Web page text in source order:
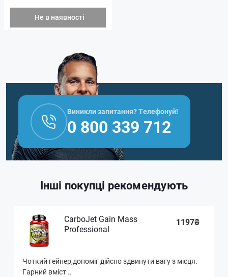
Не в наявності
Виникли запитання? Телефонуй!
0 800 339 712
Інші покупці рекомендують
CarboJet Gain Mass
Professional
1197₴
Чоткий гейнер,допоміг дійсно здвинути вагу з місця.
Гарний вміст ..